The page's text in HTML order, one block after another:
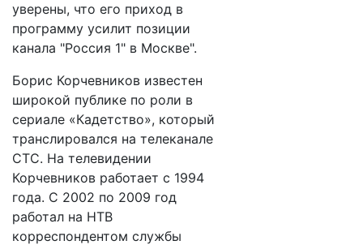
уверены, что его приход в
программу усилит позиции
канала "Россия 1" в Москве".
Борис Корчевников известен
широкой публике по роли в
сериале «Кадетство», который
транслировался на телеканале
СТС. На телевидении
Корчевников работает с 1994
года. С 2002 по 2009 год
работал на НТВ
корреспондентом службы